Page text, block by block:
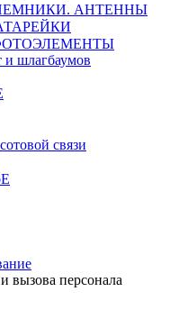
АНТЕННЫ
и шлагбаумов
связи
вызова персонала